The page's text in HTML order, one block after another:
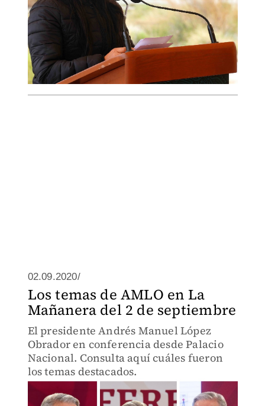
02.09.2020/
Los temas de AMLO en La
Mañanera del 2 de septiembre
El presidente Andrés Manuel López
Obrador en conferencia desde Palacio
Nacional. Consulta aquí cuáles fueron
los temas destacados.